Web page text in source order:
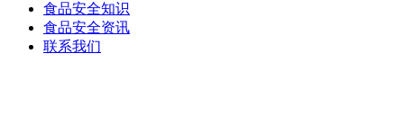
食品安全知识
食品安全资讯
联系我们